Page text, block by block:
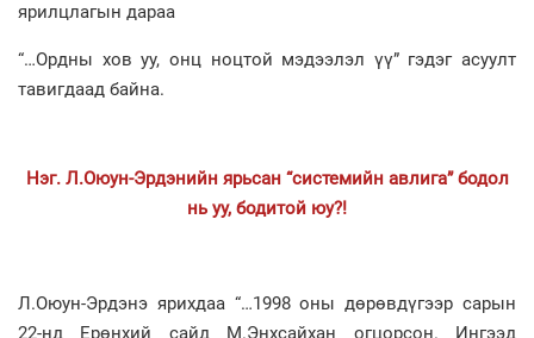
ярилцлагын дараа
“…Ордны хов уу, онц ноцтой мэдээлэл үү” гэдэг асуулт
тавигдаад байна.
Нэг. Л.Оюун-Эрдэнийн ярьсан “системийн авлига” бодол
нь уу, бодитой юу?!
Л.Оюун-Эрдэнэ ярихдаа “…1998 оны дөрөвдүгээр сарын